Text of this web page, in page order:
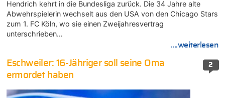
Hendrich kehrt in die Bundesliga zurück. Die 34 Jahre alte
Abwehrspielerin wechselt aus den USA von den Chicago Stars
zum 1. FC Köln, wo sie einen Zweijahresvertrag
unterschrieben…
....weiterlesen
2
Eschweiler: 16-Jähriger soll seine Oma
ermordet haben